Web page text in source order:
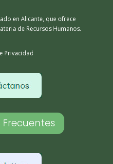
en Alicante, que ofrece
de Recursos Humanos.
Privacidad